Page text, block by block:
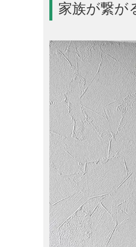
家族が繋が